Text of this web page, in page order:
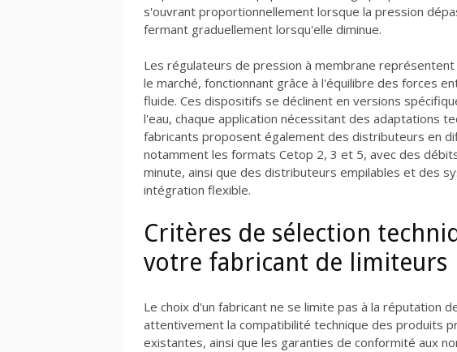
s'ouvrant proportionnellement lorsque la pression
fermant graduellement lorsqu'elle diminue.
Les régulateurs de pression à membrane
le marché, fonctionnant grâce à l'équilibre des forces
fluide. Ces dispositifs se déclinent en versions
l'eau, chaque application nécessitant des adaptations
fabricants proposent également des distributeurs en
notamment les formats Cetop 2, 3 et 5, avec des
minute, ainsi que des distributeurs empilables et des
intégration flexible.
Critères de sélection
votre fabricant de limiteurs
Le choix d'un fabricant ne se limite pas à la réputation
attentivement la compatibilité technique des produits
existantes, ainsi que les garanties de conformité aux